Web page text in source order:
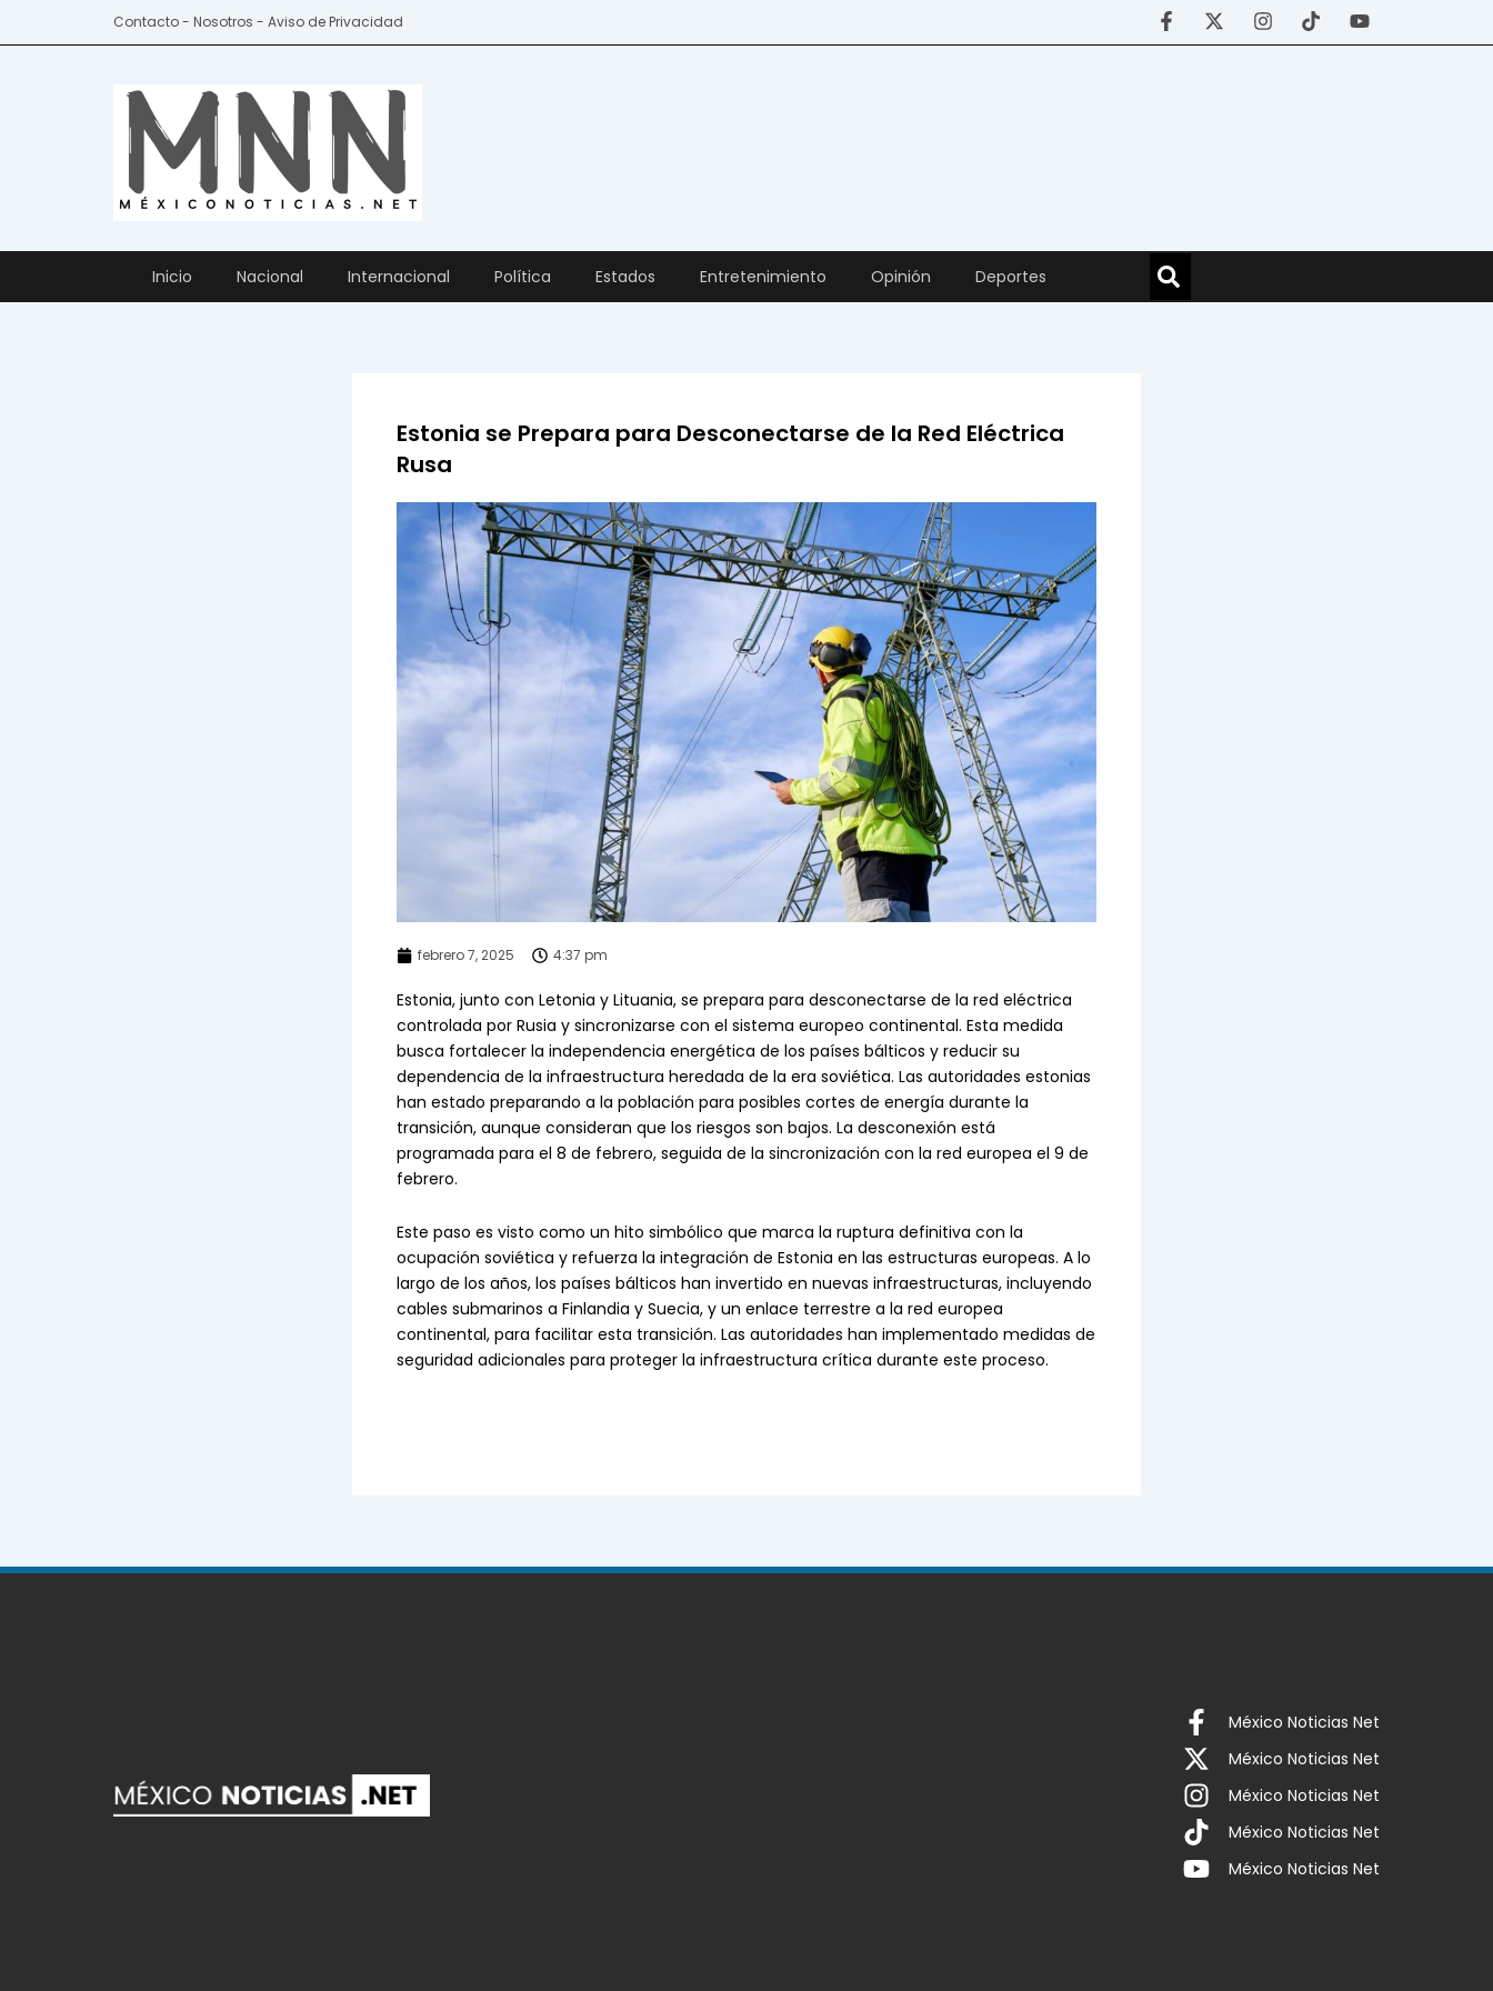
al
Contacto - Nosotros - Aviso de Privacidad
Inicio Nacional Internacional Política Estados Entretenimiento Opinión Deportes
Estonia se Prepara para Desconectarse de la Red Eléctrica
Rusa
febrero 7, 2025 4:37 pm
Estonia, junto con Letonia y Lituania, se prepara para desconectarse de la red eléctrica
controlada por Rusia y sincronizarse con el sistema europeo continental. Esta medida
busca fortalecer la independencia energética de los países bálticos y reducir su
dependencia de la infraestructura heredada de la era soviética. Las autoridades estonias
han estado preparando a la población para posibles cortes de energía durante la
transición, aunque consideran que los riesgos son bajos. La desconexión está
programada para el 8 de febrero, seguida de la sincronización con la red europea el 9 de
febrero.
Este paso es visto como un hito simbólico que marca la ruptura definitiva con la
ocupación soviética y refuerza la integración de Estonia en las estructuras europeas. A lo
largo de los años, los países bálticos han invertido en nuevas infraestructuras, incluyendo
cables submarinos a Finlandia y Suecia, y un enlace terrestre a la red europea
continental, para facilitar esta transición. Las autoridades han implementado medidas de
seguridad adicionales para proteger la infraestructura crítica durante este proceso.
México Noticias Net
México Noticias Net
México Noticias Net
México Noticias Net
México Noticias Net